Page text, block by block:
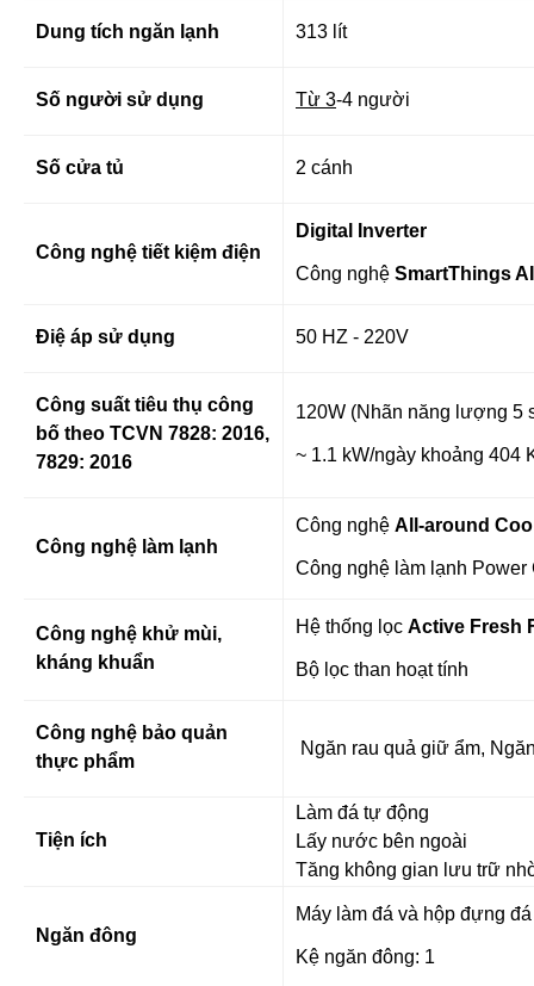
Dung tích ngăn lạnh 313 lít
Số người sử dụng Từ 3-4 người
Số cửa tủ 2 cánh
Công nghệ tiết kiệm điện
Digital Inverter
Công nghệ SmartThings
Điệ áp sử dụng 50 HZ - 220V
Công suất tiêu thụ công
bố theo TCVN 7828: 2016,
7829: 2016
120W (Nhãn năng lượng 5
~ 1.1 kW/ngày khoảng 404
Công nghệ làm lạnh
Công nghệ All-around
Công nghệ làm lạnh Power
Công nghệ khử mùi,
kháng khuẩn
Hệ thống lọc Active Fresh
Bộ lọc than hoạt tính
Công nghệ bảo quản
thực phẩm
Ngăn rau quả giữ ẩm,
Tiện ích
Làm đá tự động
Lấy nước bên ngoài
Tăng không gian lưu trữ
Ngăn đông
Máy làm đá và hộp đựng
Kệ ngăn đông: 1